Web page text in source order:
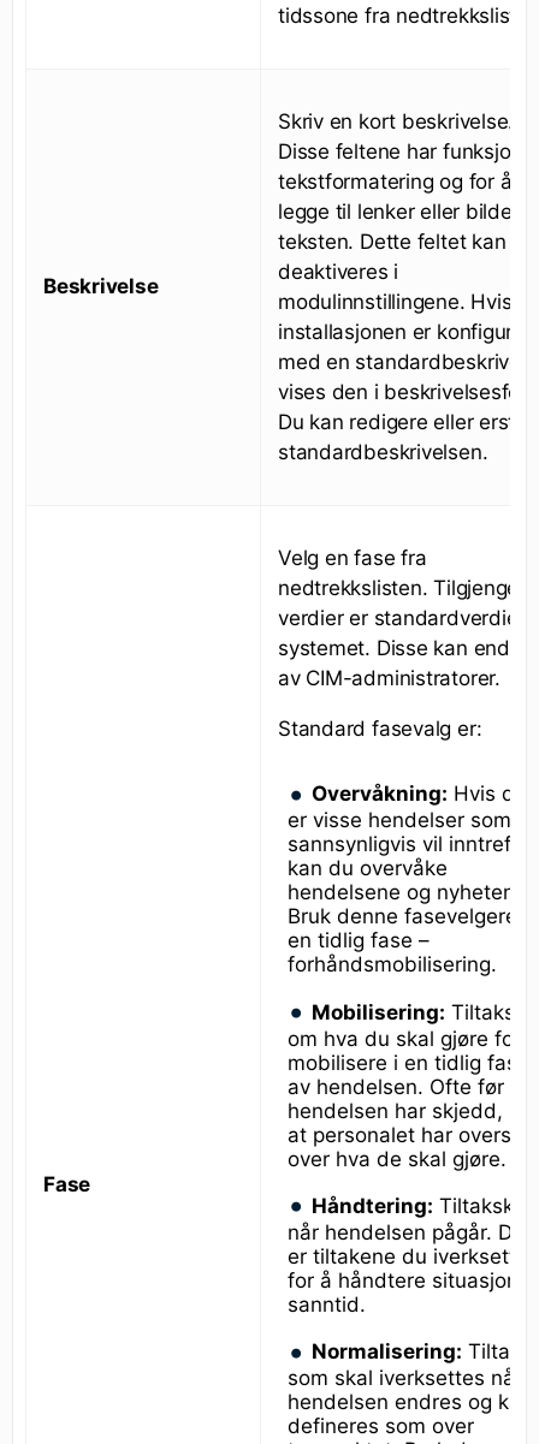
tidssone fra
Beskrivelse
Skriv en kort beskrivelse.
Disse feltene har funksjon
tekstformatering og for å
legge til lenker eller bilder i
teksten. Dette feltet kan
deaktiveres i
modulinnstillingene. Hvis
installasjonen er konfigurert
med en
vises den i
Du kan redigere eller
standardbeskrivelsen.
Fase
Velg en fase fra
nedtrekkslisten.
verdier er standardverdier i
systemet. Disse kan endres
av CIM-administratorer.
Standard fasevalg er:
Overvåkning: Hvis det
er visse hendelser som
sannsynligvis vil inntreffe,
kan du overvåke
hendelsene og nyhetene.
Bruk denne fasevelgeren i
en tidlig fase –
forhåndsmobilisering.
Mobilisering:
om hva du skal gjøre for å
mobilisere i en tidlig fase
av hendelsen. Ofte før
hendelsen har skjedd, slik
at personalet har oversikt
over hva de skal gjøre.
Håndtering:
når hendelsen pågår.
er tiltakene du iverksetter
for å håndtere
sanntid.
Normalisering: Tiltak
som skal iverksettes når
hendelsen endres og kan
defineres som over